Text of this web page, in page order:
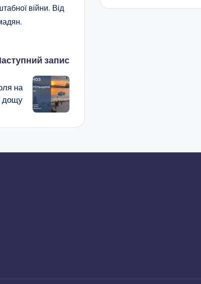
війни. Від
запис
на
дощу